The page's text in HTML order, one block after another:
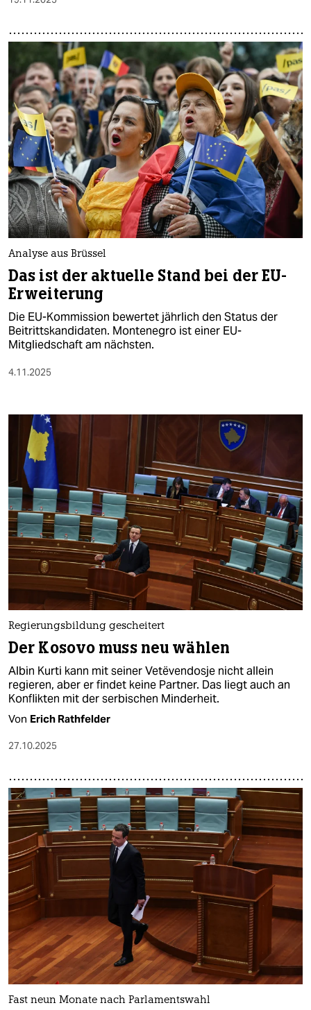
Analyse aus Brüssel
Das ist der aktuelle Stand bei der EU-
Erweiterung
Die EU-Kommission bewertet jährlich den Status der
Beitrittskandidaten. Montenegro ist einer EU-
Mitgliedschaft am nächsten.
4.11.2025
Regierungsbildung gescheitert
Der Kosovo muss neu wählen
Albin Kurti kann mit seiner Vetëvendosje nicht allein
regieren, aber er findet keine Partner. Das liegt auch an
Konflikten mit der serbischen Minderheit.
Von Erich Rathfelder
27.10.2025
Fast neun Monate nach Parlamentswahl